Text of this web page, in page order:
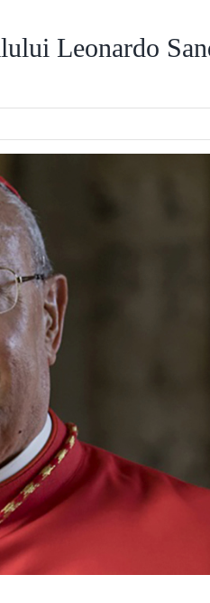
Leonardo